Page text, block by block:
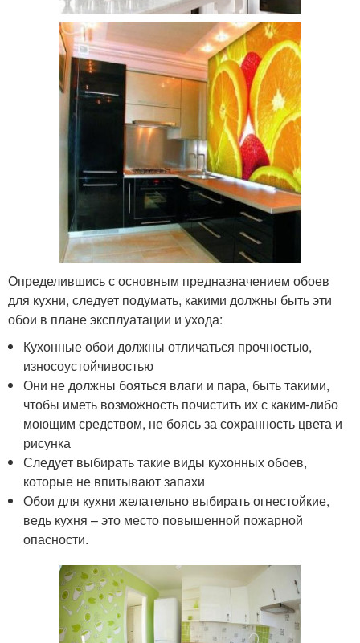
Определившись с основным предназначением обоев
для кухни, следует подумать, какими должны быть эти
обои в плане эксплуатации и ухода:
Кухонные обои должны отличаться прочностью,
износоустойчивостью
Они не должны бояться влаги и пара, быть такими,
чтобы иметь возможность почистить их с каким-либо
моющим средством, не боясь за сохранность цвета и
рисунка
Следует выбирать такие виды кухонных обоев,
которые не впитывают запахи
Обои для кухни желательно выбирать огнестойкие,
ведь кухня – это место повышенной пожарной
опасности.